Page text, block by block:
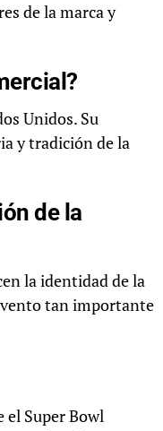
de la marca y
Unidos. Su
y tradición de la
de la
la identidad de la
tan importante
el Super Bowl